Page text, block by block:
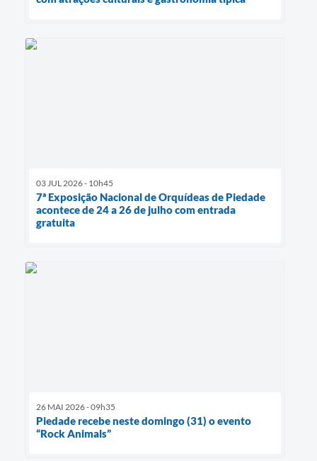
03 JUL 2026 - 10h45
7ª Exposição Nacional de Orquídeas de Piedade
acontece de 24 a 26 de julho com entrada
gratuita
26 MAI 2026 - 09h35
Piedade recebe neste domingo (31) o evento
“Rock Animals”